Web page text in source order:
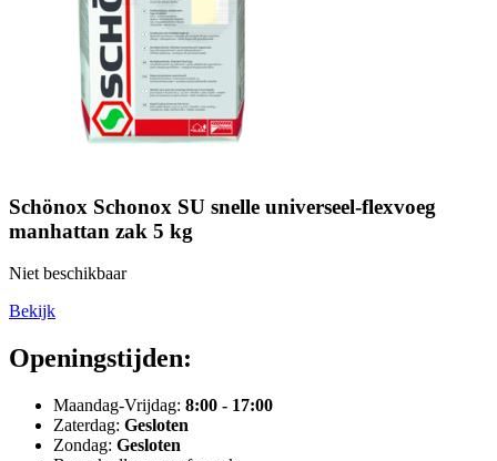
Schönox Schonox SU snelle universeel-flexvoeg
manhattan zak 5 kg
Niet beschikbaar
Bekijk
Openingstijden:
Maandag-Vrijdag: 8:00 - 17:00
Zaterdag: Gesloten
Zondag: Gesloten